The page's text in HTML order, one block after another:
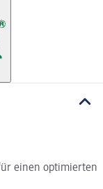
einen optimierten